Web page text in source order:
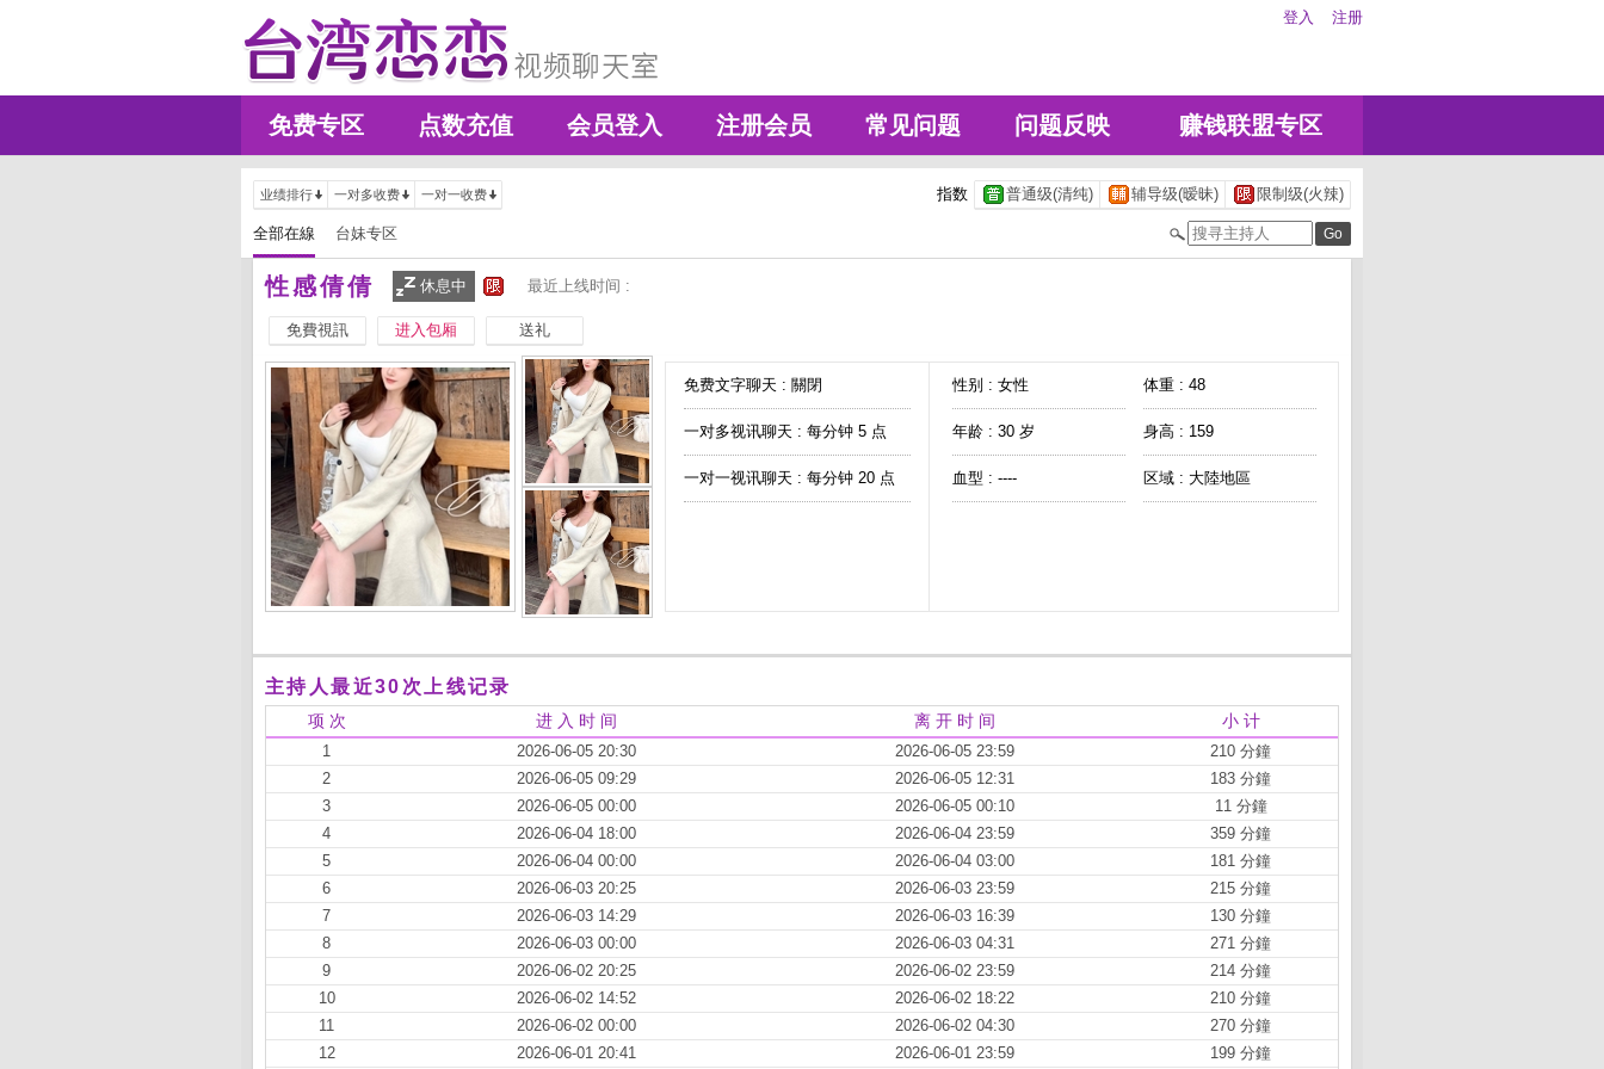
登入 注册
免费专区 点数充值 会员登入 注册会员 常见问题 问题反映 赚钱联盟专区
业绩排行 一对多收费 一对一收费 指数 普通级(清纯) 辅导级(暧昧) 限制级(火辣)
全部在線 台妹专区
性感倩倩 休息中 最近上线时间 :
免費視訊 进入包厢 送礼
免费文字聊天 : 關閉
一对多视讯聊天 : 每分钟 5 点
一对一视讯聊天 : 每分钟 20 点
性别 : 女性 体重 : 48
年龄 : 30 岁 身高 : 159
血型 : ---- 区域 : 大陸地區
主持人最近30次上线记录
项 次 进 入 时 间 离 开 时 间 小 计
1 2026-06-05 20:30 2026-06-05 23:59
210 分鐘
2
2026-06-05 09:29 2026-06-05 12:31
183 分鐘
3
2026-06-05 00:00 2026-06-05 00:10
11 分鐘
4
2026-06-04 18:00 2026-06-04 23:59
359 分鐘
5
2026-06-04 00:00 2026-06-04 03:00
181 分鐘
6
2026-06-03 20:25 2026-06-03 23:59
215 分鐘
7
2026-06-03 14:29 2026-06-03 16:39
130 分鐘
8
2026-06-03 00:00 2026-06-03 04:31
271 分鐘
9
2026-06-02 20:25 2026-06-02 23:59
214 分鐘
10
2026-06-02 14:52 2026-06-02 18:22
210 分鐘
11
2026-06-02 00:00 2026-06-02 04:30
270 分鐘
12
2026-06-01 20:41 2026-06-01 23:59 199 分鐘